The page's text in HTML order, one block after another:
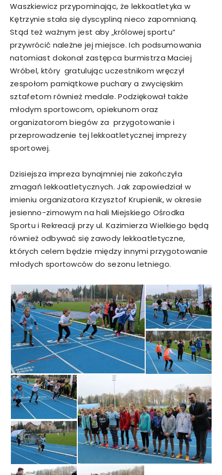
Waszkiewicz przypominając, że lekkoatletyka w
Kętrzynie stała się dyscypliną nieco zapomnianą.
Stąd też ważnym jest aby „królowej sportu”
przywrócić należne jej miejsce. Ich podsumowania
natomiast dokonał zastępca burmistrza Maciej
Wróbel, który gratulując uczestnikom wręczył
zespołom pamiątkowe puchary a zwycięskim
sztafetom również medale. Podziękował także
młodym sportowcom, opiekunom oraz
organizatorom biegów za przygotowanie i
przeprowadzenie tej lekkoatletycznej imprezy
sportowej.
Dzisiejsza impreza bynajmniej nie zakończyła
zmagań lekkoatletycznych. Jak zapowiedział w
imieniu organizatora Krzysztof Krupienik, w okresie
jesienno-zimowym na hali Miejskiego Ośrodka
Sportu i Rekreacji przy ul. Kazimierza Wielkiego będą
również odbywać się zawody lekkoatletyczne,
których celem będzie między innymi przygotowanie
młodych sportowców do sezonu letniego.